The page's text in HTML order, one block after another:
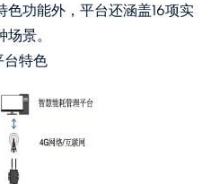
色功能外，平台还涵盖16项实
景。
台特色